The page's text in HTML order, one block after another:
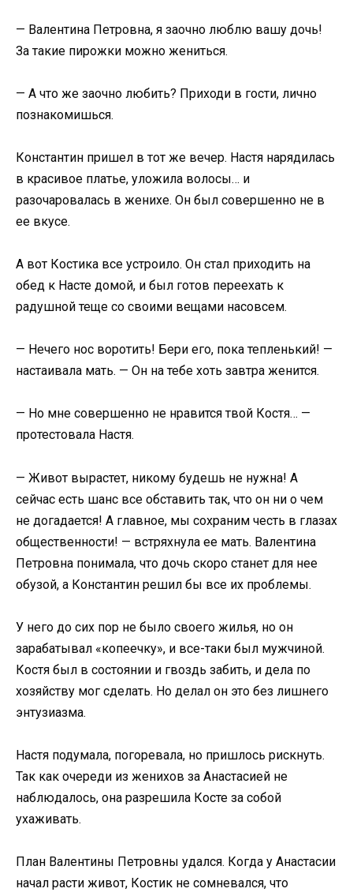
— Валентина Петровна, я заочно люблю вашу дочь!
За такие пирожки можно жениться.
— А что же заочно любить? Приходи в гости, лично
познакомишься.
Константин пришел в тот же вечер. Настя нарядилась
в красивое платье, уложила волосы… и
разочаровалась в женихе. Он был совершенно не в
ее вкусе.
А вот Костика все устроило. Он стал приходить на
обед к Насте домой, и был готов переехать к
радушной теще со своими вещами насовсем.
— Нечего нос воротить! Бери его, пока тепленький! —
настаивала мать. — Он на тебе хоть завтра женится.
— Но мне совершенно не нравится твой Костя… —
протестовала Настя.
— Живот вырастет, никому будешь не нужна! А
сейчас есть шанс все обставить так, что он ни о чем
не догадается! А главное, мы сохраним честь в глазах
общественности! — встряхнула ее мать. Валентина
Петровна понимала, что дочь скоро станет для нее
обузой, а Константин решил бы все их проблемы.
У него до сих пор не было своего жилья, но он
зарабатывал «копеечку», и все-таки был мужчиной.
Костя был в состоянии и гвоздь забить, и дела по
хозяйству мог сделать. Но делал он это без лишнего
энтузиазма.
Настя подумала, погоревала, но пришлось рискнуть.
Так как очереди из женихов за Анастасией не
наблюдалось, она разрешила Косте за собой
ухаживать.
План Валентины Петровны удался. Когда у Анастасии
начал расти живот, Костик не сомневался, что